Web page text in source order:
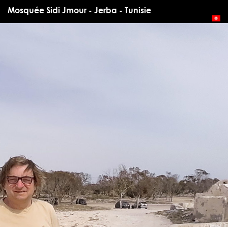
Mosquée Sidi Jmour - Jerba - Tunisie